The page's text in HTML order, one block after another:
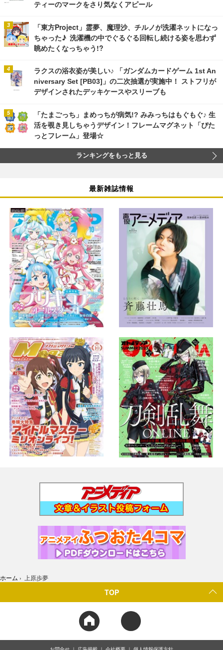
ティーのマークをさり気なくアピール
「東方Project」霊夢、魔理沙、チルノが洗濯ネットになっ
ちゃった♪ 洗濯機の中でぐるぐる回転し続ける姿を思わず
眺めたくなっちゃう!?
ラクスの浴衣姿が美しい♪ 「ガンダムカードゲーム 1st An
niversary Set [PB03]」の二次抽選が実施中！ ストフリが
デザインされたデッキケースやスリーブも
「たまごっち」まめっちが病気!? みみっちはもぐもぐ♪ 生
活を覗き見しちゃうデザイン！フレームマグネット「ぴた
っとフレーム」登場☆
ランキングをもっと見る
最新雑誌情報
ホーム › 上原歩夢
TOP